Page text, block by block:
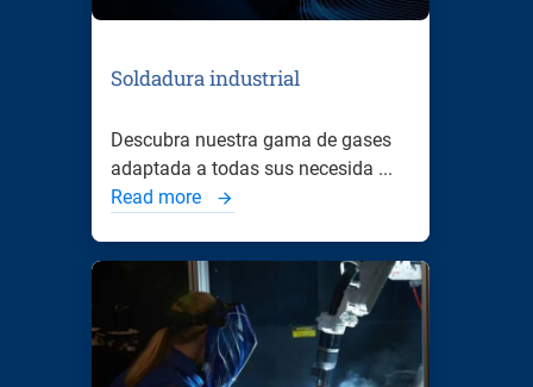
Soldadura industrial
Descubra nuestra gama de gases
adaptada a todas sus necesida ...
Read more